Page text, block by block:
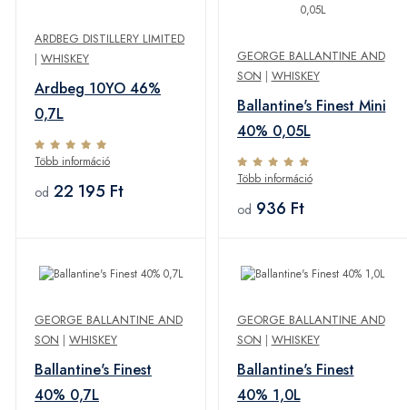
ARDBEG DISTILLERY LIMITED
| WHISKEY
Ardbeg 10YO 46%
0,7L
Több információ
od 22 195 Ft
GEORGE BALLANTINE AND
SON | WHISKEY
Ballantine's Finest Mini
40% 0,05L
Több információ
od 936 Ft
GEORGE BALLANTINE AND
SON | WHISKEY
Ballantine's Finest
40% 0,7L
GEORGE BALLANTINE AND
SON | WHISKEY
Ballantine's Finest
40% 1,0L